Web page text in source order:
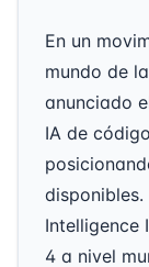
En un
mundo de
anunciado
IA de
disponibles.
Intelligence
4 a nivel